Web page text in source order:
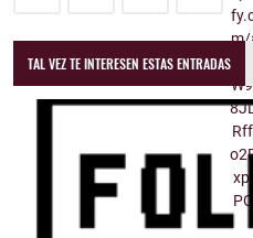
TAL VEZ TE INTERESEN ESTAS ENTRADAS